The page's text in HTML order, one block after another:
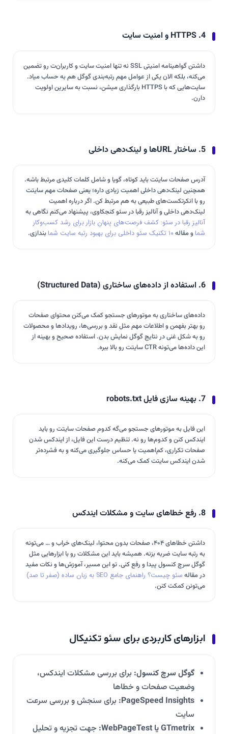
4. HTTPS و امنیت سایت
داشتن گواهینامه امنیتی SSL نه تنها امنیت سایت و کاربران‌ت رو تضمین
می‌کنه، بلکه الان یکی از عوامل مهم رتبه‌بندی گوگل هم به حساب میاد.
سایت‌هایی که با HTTPS بارگذاری میشن، نسبت به سایرین اولویت
دارن.
5. ساختار URL‌ها و لینک‌دهی داخلی
آدرس صفحات سایتت باید کوتاه، گویا و شامل کلمات کلیدی مرتبط باشه.
همچنین لینک‌دهی داخلی اهمیت زیادی داره؛ یعنی صفحات مهم سایتت
رو با انکرتکست‌های طبیعی به هم مرتبط کن. اگر درباره اهمیت
لینک‌دهی داخلی و آنالیز رقبا در سئو کنجکاوی، پیشنهاد می‌کنم نگاهی به
آنالیز رقبا در سئو: کشف فرصت‌های پنهان بازار برای رشد کسب‌وکار
شماو مقاله ۱۰ تکنیک سئو داخلی برای بهبود رتبه سایت شما بندازی.
6. استفاده از داده‌های ساختاری (Structured Data)
داده‌های ساختاری به موتورهای جستجو کمک می‌کنن محتوای صفحات
رو بهتر بفهمن و اطلاعات مهم مثل نقد و بررسی‌ها، رویدادها و محصولات
رو به شکل غنی در نتایج گوگل نمایش بدن. استفاده صحیح و بهینه از
این داده‌ها می‌تونه CTR سایتت رو بالا ببره.
7. بهینه ‌سازی فایل robots.txt
این فایل به موتورهای جستجو می‌گه کدوم صفحات سایتت رو باید
ایندکس کنن و کدوم‌ها رو نه. تنظیم درست این فایل، از ایندکس شدن
صفحات تکراری، کم‌اهمیت یا حساس جلوگیری می‌کنه و به فشرده‌تر
شدن ایندکس سایتت کمک می‌کنه.
8. رفع خطاهای سایت و مشکلات ایندکس
داشتن خطاهای ۴۰۴، صفحات بدون محتوا، لینک‌های خراب و … می‌تونه
به رتبه سایت ضربه بزنه. همیشه باید این مشکلات رو با ابزارهایی مثل
گوگل سرچ کنسول پیدا و رفع کنی. تو این مسیر، آموزش‌ها و نکات مفید
در مقاله سئو چیست؟ راهنمای جامع SEO به زبان ساده (صفر تا صد)
می‌تونن کمکت کنن.
ابزارهای کاربردی برای سئو تکنیکال
گوگل سرچ کنسول: برای بررسی مشکلات ایندکس،
وضعیت صفحات و خطاها
PageSpeed Insights: برای سنجش و بررسی سرعت
سایت
GTmetrix یا WebPageTest:
جهت تجزیه و تحلیل